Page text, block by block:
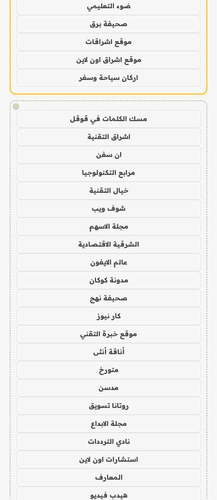
ضوء التعليمي
صحيفة برق
موقع اشراقات
موقع اشراق اون لاين
اركان سياحة وسفر
!
مسك الكلمات في قوقل
اشراق التقنية
ان سفن
مرابع التكنولوجيا
خيال التقنية
شوف ويب
مجلة الاسهم
الشرقية الاقتصادية
عالم الايفون
مدونة كوكان
صحيفة نهج
كار نيوز
موقع خبرة التقني
أناقة أنثى
متورخ
مدسن
روتانا تسويق
مجلة الابداع
نادي الترددات
استشارات اون لاين
المعارف
هيدب فيديو